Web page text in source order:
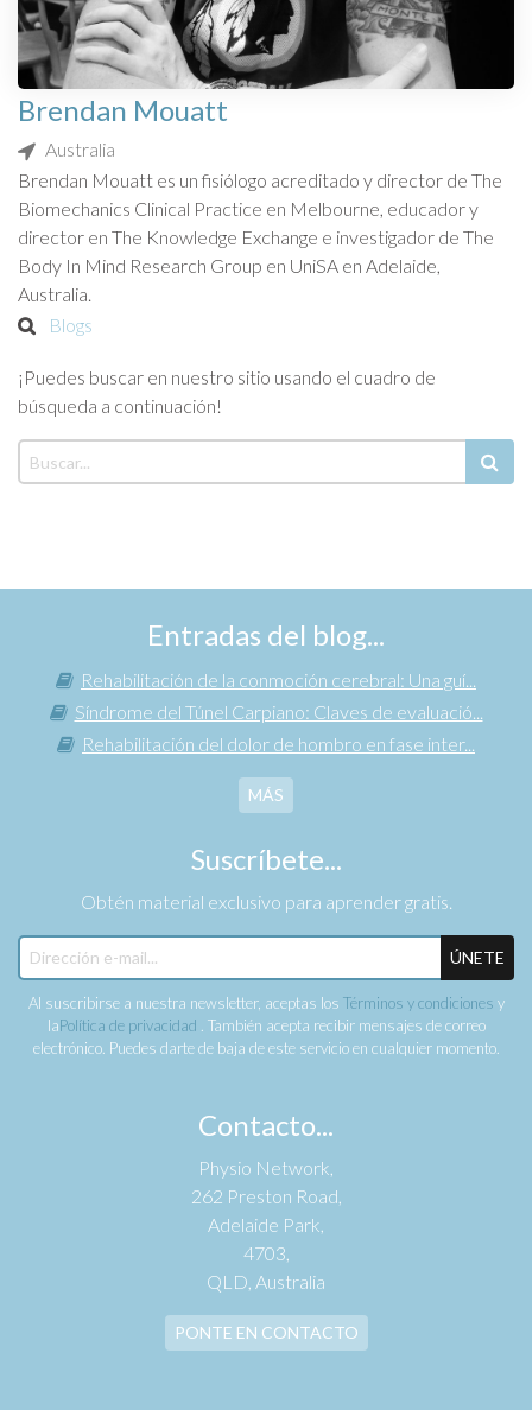
Brendan Mouatt
Australia
Brendan Mouatt es un fisiólogo acreditado y director de The
Biomechanics Clinical Practice en Melbourne, educador y
director en The Knowledge Exchange e investigador de The
Body In Mind Research Group en UniSA en Adelaide,
Australia.
Blogs
¡Puedes buscar en nuestro sitio usando el cuadro de
búsqueda a continuación!
Entradas del blog...
Rehabilitación de la conmoción cerebral: Una guí...
Síndrome del Túnel Carpiano: Claves de evaluació...
Rehabilitación del dolor de hombro en fase inter...
MÁS
Suscríbete...
Obtén material exclusivo para aprender gratis.
ÚNETE
Al suscribirse a nuestra newsletter, aceptas los Términos y condiciones y
laPolítica de privacidad
. También acepta recibir mensajes de correo
electrónico. Puedes darte de baja de este servicio en cualquier momento.
Contacto...
Physio Network,
262 Preston Road,
Adelaide Park,
4703,
QLD, Australia
PONTE EN CONTACTO